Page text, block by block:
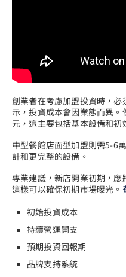
創業者在考慮加盟投資時，
示，投資成本會因業態而異
元，這主要包括基本設備和初
中型餐館店面型加盟則需5-6
計和更完整的設備。
專業建議，新店開業初期，
這樣可以確保初期市場曝光。
初始投資成本
持續營運開支
預期投資回報期
品牌支持系統